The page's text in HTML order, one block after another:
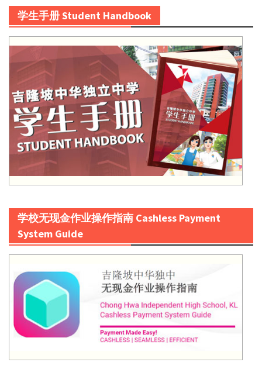
学生手册 Student Handbook
学校无现金作业操作指南 Cashless Payment
System Guide